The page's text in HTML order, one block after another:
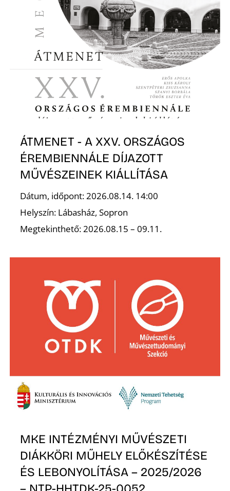
ÁTMENET - A XXV. ORSZÁGOS
ÉREMBIENNÁLE DÍJAZOTT
MŰVÉSZEINEK KIÁLLÍTÁSA
Dátum, időpont: 2026.08.14. 14:00
Helyszín: Lábasház, Sopron
Megtekinthető: 2026.08.15 – 09.11.
MKE INTÉZMÉNYI MŰVÉSZETI
DIÁKKÖRI MŰHELY ELŐKÉSZÍTÉSE
ÉS LEBONYOLÍTÁSA – 2025/2026